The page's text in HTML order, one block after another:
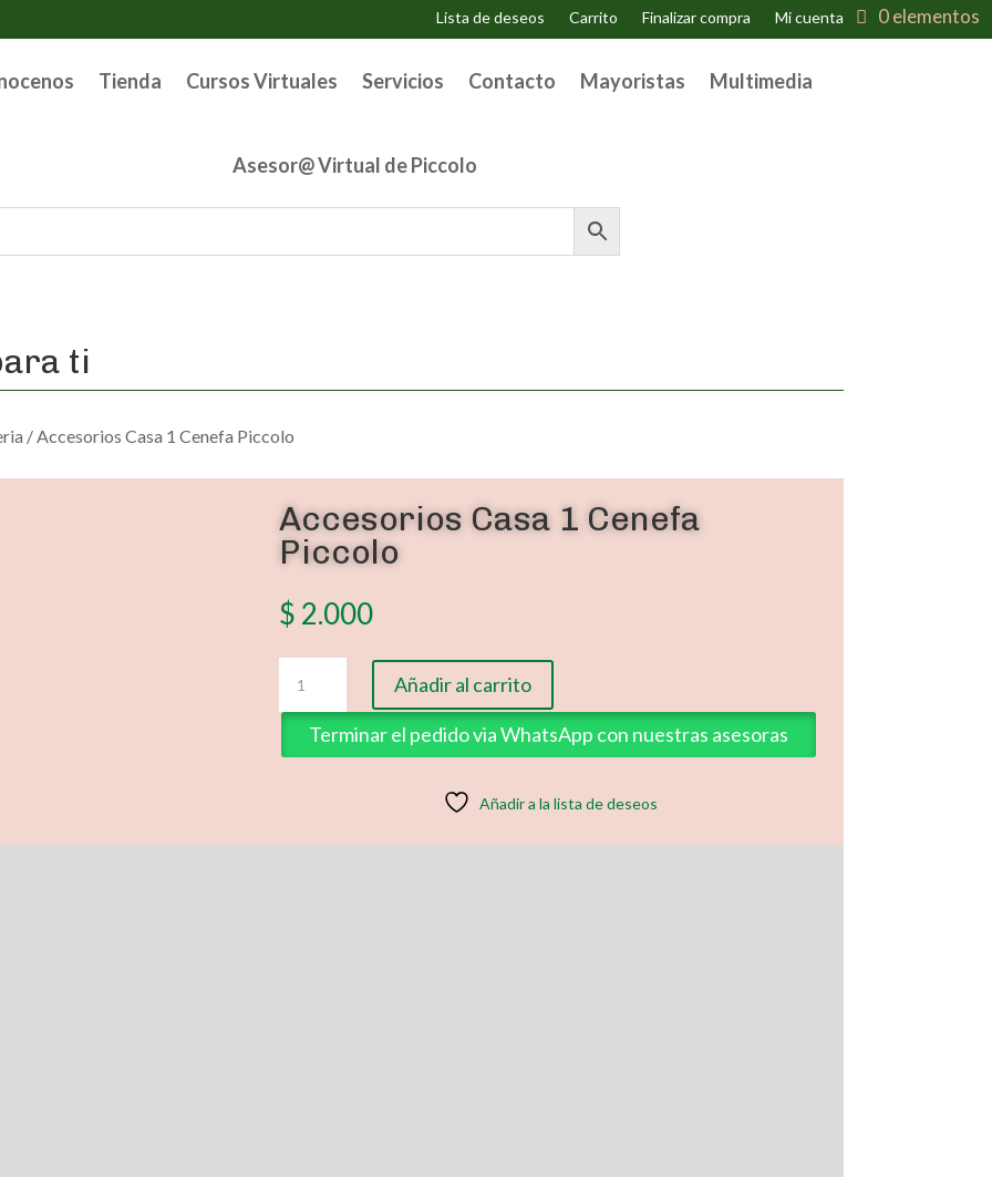
Lista de deseos Carrito Finalizar compra Mi cuenta 0 elementos
Tienda Cursos Virtuales Servicios Contacto Mayoristas Multimedia
Asesor@ Virtual de Piccolo
ti
/ Accesorios Casa 1 Cenefa Piccolo
Accesorios Casa 1 Cenefa
Piccolo
$ 2.000
Casa
1
Cenefa
Añadir al carrito
Terminar el pedido via WhatsApp con nuestras asesoras
Añadir a la lista de deseos